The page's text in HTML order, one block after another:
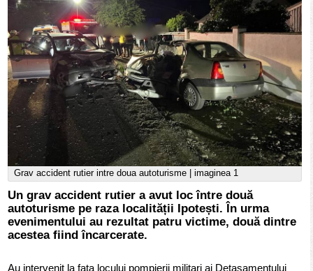
Grav accident rutier intre doua autoturisme | imaginea 1
Un grav accident rutier a avut loc între două
autoturisme pe raza localității Ipotești. În urma
evenimentului au rezultat patru victime, două dintre
acestea fiind încarcerate.
Au intervenit la fața locului pompierii militari ai Detașamentului